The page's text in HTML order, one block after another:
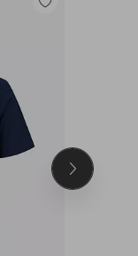
Lisää
Seuraava